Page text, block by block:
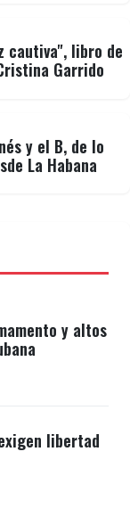
cautiva", libro de
Garrido
y el B, de lo
La Habana
y altos
libertad